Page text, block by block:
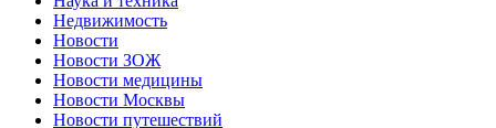
Недвижимость
Новости
Новости ЗОЖ
Новости медицины
Новости Москвы
Новости путешествий